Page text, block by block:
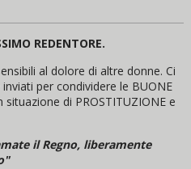
REDENTORE.
al dolore di altre donne. Ci
per condividere le BUONE
di PROSTITUZIONE e
il Regno, liberamente